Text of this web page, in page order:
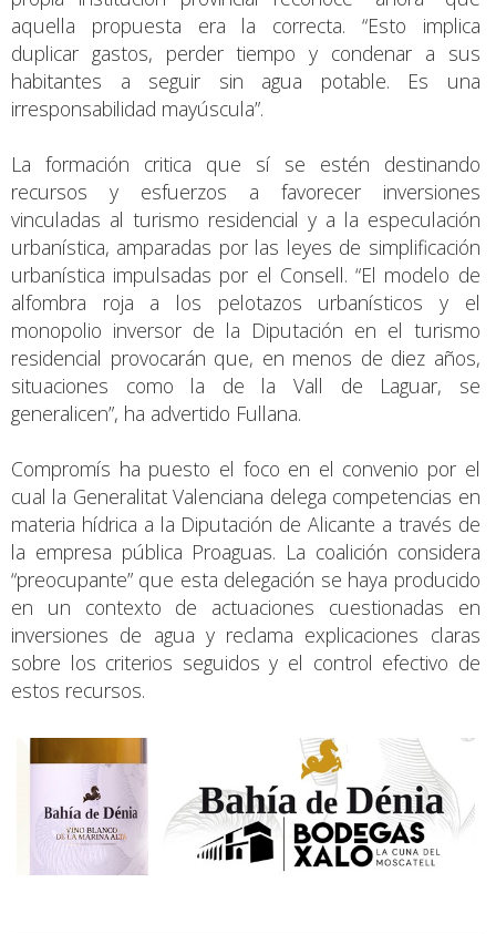
aquella propuesta era la correcta. “Esto implica
duplicar gastos, perder tiempo y condenar a sus
habitantes a seguir sin agua potable. Es una
irresponsabilidad mayúscula”.
La formación critica que sí se estén destinando
recursos y esfuerzos a favorecer inversiones
vinculadas al turismo residencial y a la especulación
urbanística, amparadas por las leyes de simplificación
urbanística impulsadas por el Consell. “El modelo de
alfombra roja a los pelotazos urbanísticos y el
monopolio inversor de la Diputación en el turismo
residencial provocarán que, en menos de diez años,
situaciones como la de la Vall de Laguar, se
generalicen”, ha advertido Fullana.
Compromís ha puesto el foco en el convenio por el
cual la Generalitat Valenciana delega competencias en
materia hídrica a la Diputación de Alicante a través de
la empresa pública Proaguas. La coalición considera
“preocupante” que esta delegación se haya producido
en un contexto de actuaciones cuestionadas en
inversiones de agua y reclama explicaciones claras
sobre los criterios seguidos y el control efectivo de
estos recursos.